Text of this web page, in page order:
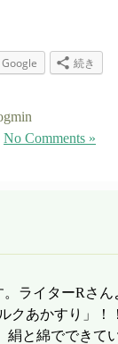
Google 続き
No Comments »
ライターRさ
クあかすり」！
絹と綿でできて